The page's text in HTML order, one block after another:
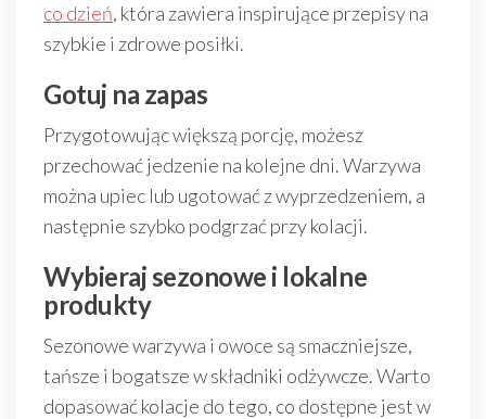
co dzień, która zawiera inspirujące przepisy na
szybkie i zdrowe posiłki.
Gotuj na zapas
Przygotowując większą porcję, możesz
przechować jedzenie na kolejne dni. Warzywa
można upiec lub ugotować z wyprzedzeniem, a
następnie szybko podgrzać przy kolacji.
Wybieraj sezonowe i lokalne
produkty
Sezonowe warzywa i owoce są smaczniejsze,
tańsze i bogatsze w składniki odżywcze. Warto
dopasować kolacje do tego, co dostępne jest w